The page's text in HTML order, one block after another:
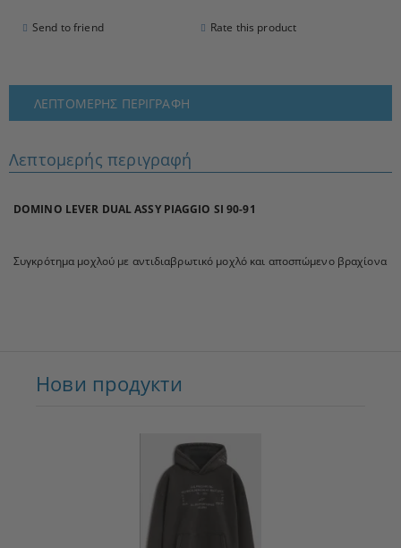
Send to friend Rate this product
ΛΕΠΤΟΜΕΡΉΣ ΠΕΡΙΓΡΑΦΉ
Λεπτομερής περιγραφή
DOMINO LEVER DUAL ASSY PIAGGIO SI 90-91
Συγκρότημα μοχλού με αντιδιαβρωτικό μοχλό και αποσπώμενο βραχίονα
Нови продукти